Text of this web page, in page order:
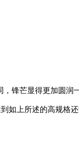
锋芒显得更加圆润
如上所述的高规格还